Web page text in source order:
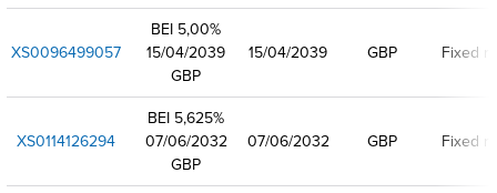
XS0096499057
BEI 5,00%
15/04/2039
GBP
15/04/2039 GBP Fixed
XS0114126294
BEI 5,625%
07/06/2032
GBP
07/06/2032 GBP Fixed